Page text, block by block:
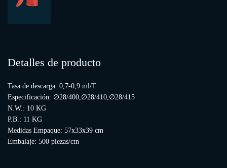
Detalles de producto
Tasa de descarga: 0,7-0,9 ml/T
Especificación: ∅28/400,∅28/410,∅28/415
N.W.: 10 KG
P.B.: 11 KG
Medidas Empaque: 57x33x39 cm
Embalaje: 500 piezas/ctn